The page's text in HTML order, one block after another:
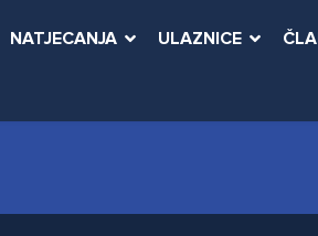
NATJECANJA ULAZNICE